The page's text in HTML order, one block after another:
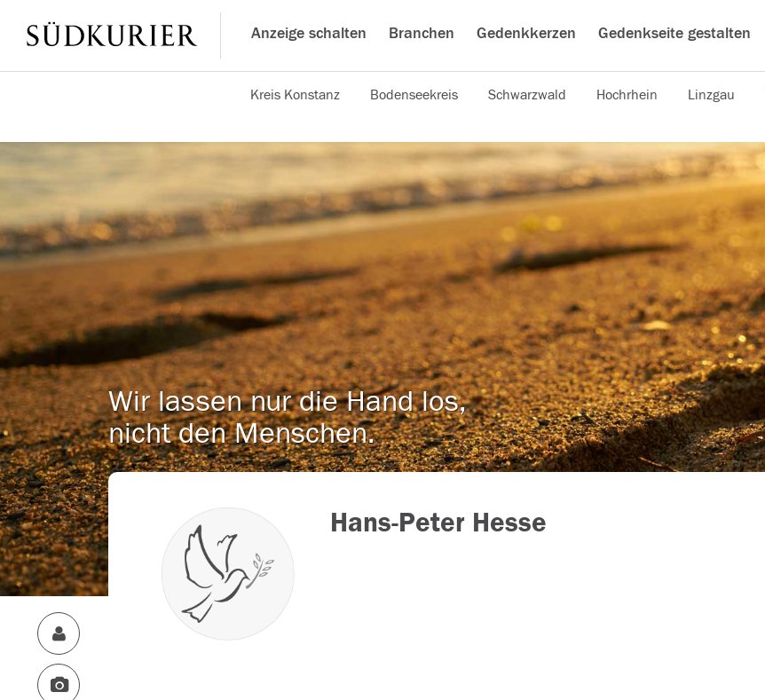
Anzeige schalten Branchen Gedenkkerzen Gedenkseite gestalten
Kreis Konstanz Bodenseekreis Schwarzwald Hochrhein Linzgau
Wir lassen nur die Hand los,
nicht den Menschen.
Hans-Peter Hesse